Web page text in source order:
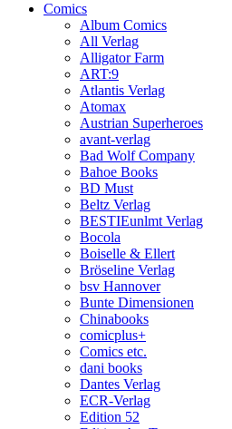
Comics
Album Comics
All Verlag
Alligator Farm
ART:9
Atlantis Verlag
Atomax
Austrian Superheroes
avant-verlag
Bad Wolf Company
Bahoe Books
BD Must
Beltz Verlag
BESTIEunlmt Verlag
Bocola
Boiselle & Ellert
Bröseline Verlag
bsv Hannover
Bunte Dimensionen
Chinabooks
comicplus+
Comics etc.
dani books
Dantes Verlag
ECR-Verlag
Edition 52